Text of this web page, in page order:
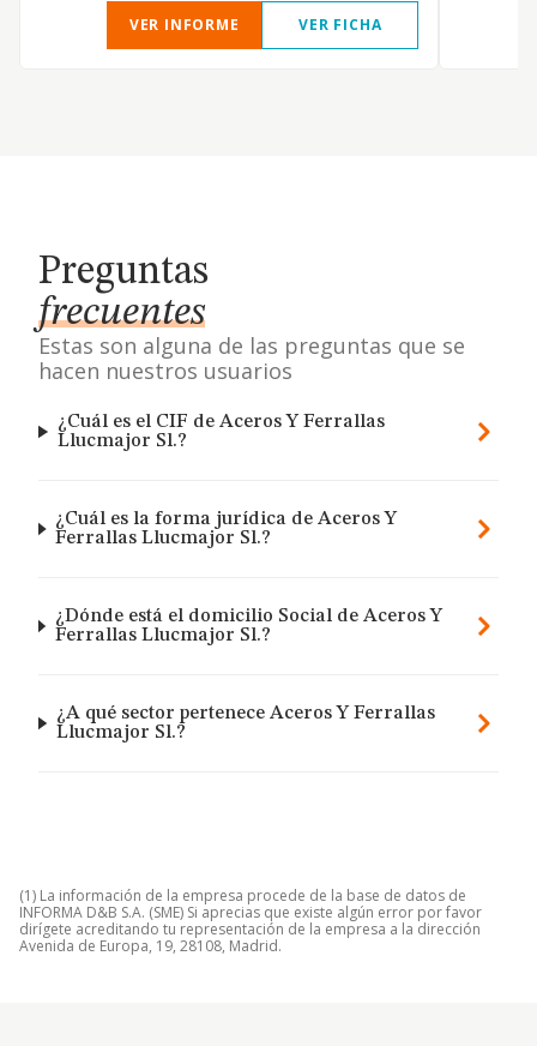
VER INFORME VER FICHA
Preguntas
frecuentes
Estas son alguna de las preguntas que se
hacen nuestros usuarios
¿Cuál es el CIF de Aceros Y Ferrallas
Llucmajor Sl.?
¿Cuál es la forma jurídica de Aceros Y
Ferrallas Llucmajor Sl.?
¿Dónde está el domicilio Social de Aceros Y
Ferrallas Llucmajor Sl.?
¿A qué sector pertenece Aceros Y Ferrallas
Llucmajor Sl.?
(1) La información de la empresa procede de la base de datos de
INFORMA D&B S.A. (SME) Si aprecias que existe algún error por favor
dirígete acreditando tu representación de la empresa a la dirección
Avenida de Europa, 19, 28108, Madrid.